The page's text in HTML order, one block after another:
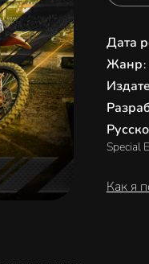
Дата
Жанр:
Special
Как я